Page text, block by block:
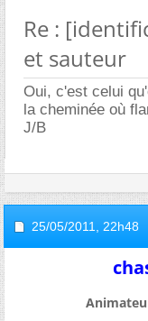
Re :
et sauteur
Oui, c'est celui
la cheminée où
J/B
25/05/2011, 22h48